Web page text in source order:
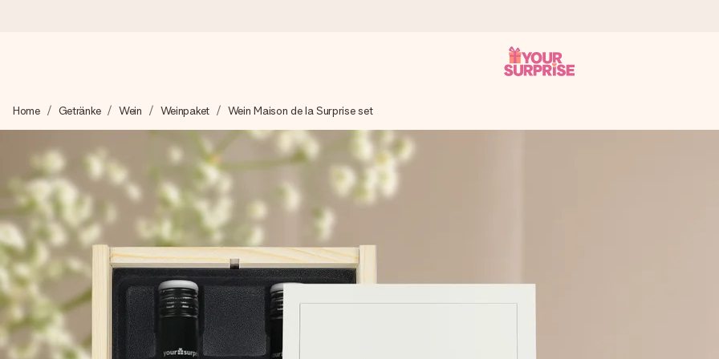
Wir bereiten dein Geschenk sorgfältig vor und schicken es blitzschnell – damit du es genau zum richtigen Zeitpunkt überreichen
zählt.
4,8 (basierend auf +15.000 Bewertungen)
Unsere Geschenke begeistern. Kunden bewerten uns mit 4,8 bei Google Reviews (Gesamtergebnis aller Länder, in die wir
+49 39292 929695
Montag - Freitag : 8:30 - 17:00 Uhr
Samstag - Sonntag : 8:30 - 13:00 Uhr
Home Getränke Wein Weinpaket Wein Maison de la Surprise set